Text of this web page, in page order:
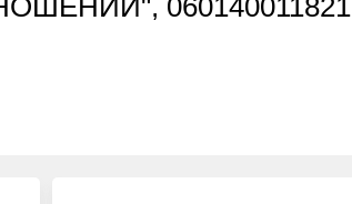
060140011821